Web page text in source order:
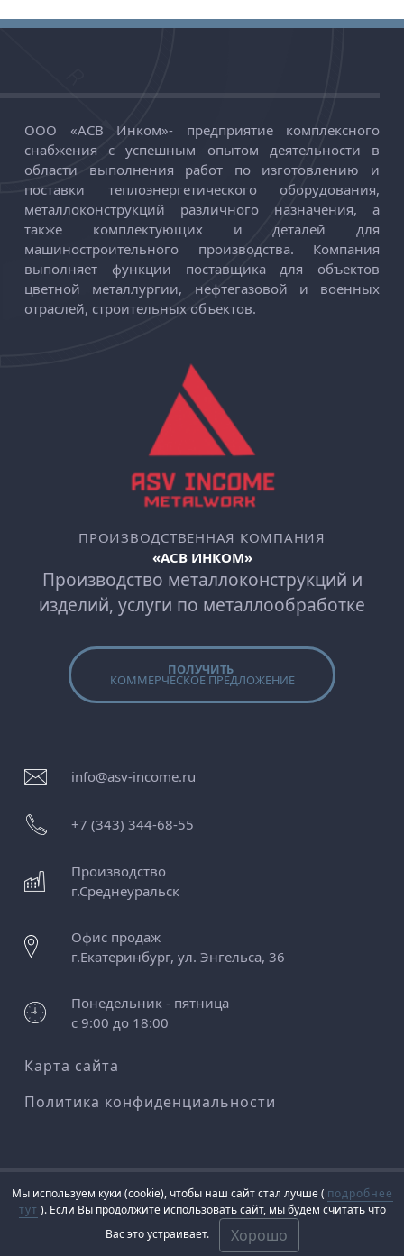
ООО «АСВ Инком»- предприятие комплексного
снабжения с успешным опытом деятельности в
области выполнения работ по изготовлению и
поставки теплоэнергетического оборудования,
металлоконструкций различного назначения, а
также комплектующих и деталей для
машиностроительного производства. Компания
выполняет функции поставщика для объектов
цветной металлургии, нефтегазовой и военных
отраслей, строительных объектов.
ПРОИЗВОДСТВЕННАЯ КОМПАНИЯ
«АСВ ИНКОМ»
Производство металлоконструкций и
изделий, услуги по металлообработке
ПОЛУЧИТЬ
КОММЕРЧЕСКОЕ ПРЕДЛОЖЕНИЕ
info@asv-income.ru
+7 (343) 344-68-55
Производство
г.Среднеуральск
Офис продаж
г.Екатеринбург, ул. Энгельса, 36
Понедельник - пятница
с 9:00 до 18:00
Карта сайта
Политика конфиденциальности
© 2013 - 2026 «АСВ
Инком» Все права
защищены.
Мы используем куки (cookie), чтобы наш сайт стал лучше ( подробнее
тут ). Если Вы продолжите использовать сайт, мы будем считать что
Вас это устраивает.
Хорошо